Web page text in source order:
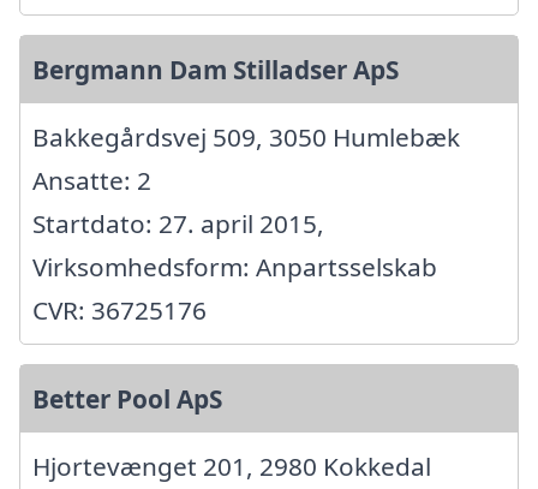
Bergmann Dam Stilladser ApS
Bakkegårdsvej 509, 3050 Humlebæk
Ansatte: 2
Startdato: 27. april 2015,
Virksomhedsform: Anpartsselskab
CVR: 36725176
Better Pool ApS
Hjortevænget 201, 2980 Kokkedal